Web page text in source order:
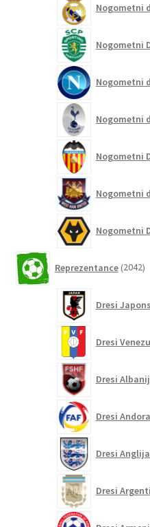
Nogometni
Nogometni
Nogometni
Nogometni
Nogometni
Nogometni
Nogometni
Reprezentance 2042
Dresi
Dresi
Dresi
Dresi
Dresi
Dresi